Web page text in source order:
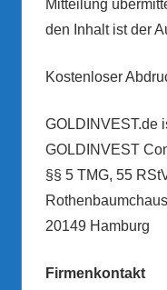
Mitteilung
den Inhalt ist der
Kostenloser
GOLDINVEST.de
GOLDINVEST
§§ 5 TMG, 55
20149 Hamburg
Firmenkontakt